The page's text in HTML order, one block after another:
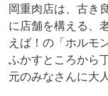
岡重肉店は、古き
に店舗を構える、
えば！の「ホルモ
ふかすところから
元のみなさんに大